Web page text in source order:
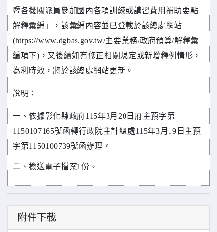
暨各機關派員參加國內各項訓練或講習費用補助要點
解釋彙編」，該彙編內容並已登載於該總處網站
(https://www.dgbas.gov.tw/主要業務/政府預算/解釋彙
編項下)，又後續如有修正相關規定或新增釋例情形，
為利時效，將於該總處網站更新。
說明：
一、依據彰化縣政府115年3月20日府主預字第
1150107165號函轉行政院主計總處115年3月19日主預
字第1150100739號函辦理。
二、檢送電子檔案1份。
附件下載